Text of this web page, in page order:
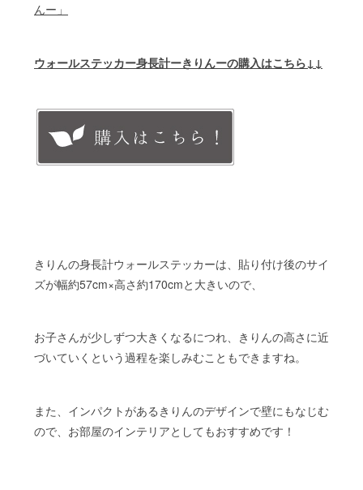
んー」
ウォールステッカー身長計ーきりんーの購入はこちら↓↓
きりんの身長計ウォールステッカーは、貼り付け後のサイ
ズが幅約57cm×高さ約170cmと大きいので、
お子さんが少しずつ大きくなるにつれ、きりんの高さに近
づいていくという過程を楽しみむこともできますね。
また、インパクトがあるきりんのデザインで壁にもなじむ
ので、お部屋のインテリアとしてもおすすめです！